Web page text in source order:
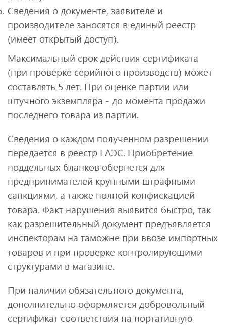
Сведения о документе, заявителе и
производителе заносятся в единый реестр
(имеет открытый доступ).
Максимальный срок действия сертификата
(при проверке серийного производств) может
составлять 5 лет. При оценке партии или
штучного экземпляра - до момента продажи
последнего товара из партии.
Сведения о каждом полученном разрешении
передается в реестр ЕАЭС. Приобретение
поддельных бланков обернется для
предпринимателей крупными штрафными
санкциями, а также полной конфискацией
товара. Факт нарушения выявится быстро, так
как разрешительный документ предъявляется
инспекторам на таможне при ввозе импортных
товаров и при проверке контролирующими
структурами в магазине.
При наличии обязательного документа,
дополнительно оформляется добровольный
сертификат соответствия на портативную